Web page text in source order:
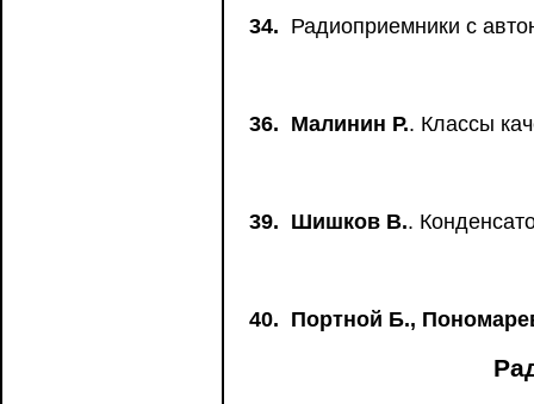
34. Радиоприемники с
36. Малинин Р.. Классы
39. Шишков В..
40. Портной Б.,